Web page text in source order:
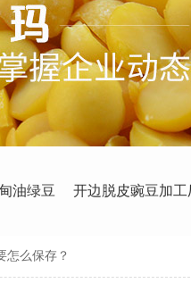
油绿豆 开边脱皮豌豆加工
怎么保存？